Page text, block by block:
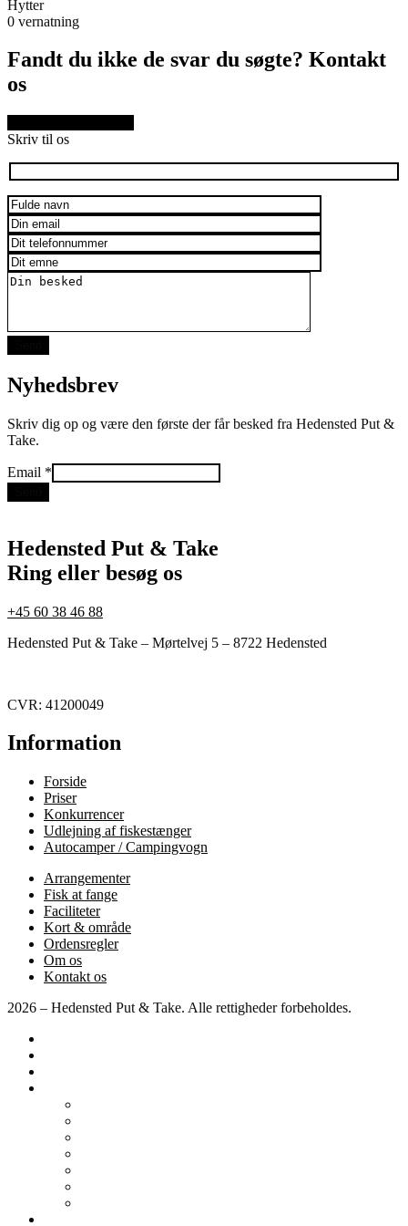
Hytter
0 vernatning
Fandt du ikke de svar du søgte? Kontakt
os
Skriv til os
Nyhedsbrev
Skriv dig op og være den første der får besked fra Hedensted Put &
Take.
Email
Email *
Hedensted Put & Take
Ring eller besøg os
+45 60 38 46 88
Hedensted Put & Take – Mørtelvej 5 – 8722 Hedensted
CVR: 41200049
Information
Forside
Priser
Konkurrencer
Udlejning af fiskestænger
Autocamper / Campingvogn
Arrangementer
Fisk at fange
Faciliteter
Kort & område
Ordensregler
Om os
Kontakt os
2026 – Hedensted Put & Take. Alle rettigheder forbeholdes.